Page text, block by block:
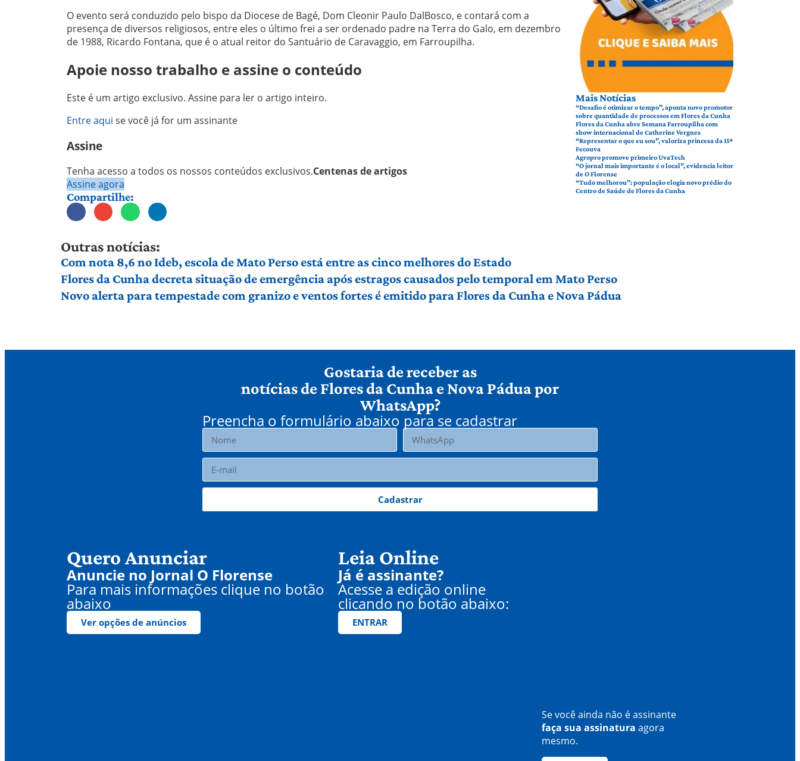
O evento será conduzido pelo bispo da Diocese de Bagé, Dom Cleonir Paulo DalBosco, e contará com a
presença de diversos religiosos, entre eles o último frei a ser ordenado padre na Terra do Galo, em dezembro
de 1988, Ricardo Fontana, que é o atual reitor do Santuário de Caravaggio, em Farroupilha.
Apoie nosso trabalho e assine o conteúdo
Este é um artigo exclusivo. Assine para ler o artigo inteiro.
Entre aqui se você já for um assinante
Assine
Tenha acesso a todos os nossos conteúdos exclusivos.Centenas de artigos
Assine agora
Compartilhe:
Mais Notícias
“Desafio é otimizar o tempo”, aponta novo promotor
sobre quantidade de processos em Flores da Cunha
Flores da Cunha abre Semana Farroupilha com
show internacional de Catherine Vergnes
“Representar o que eu sou”, valoriza princesa da 15ª
Fecouva
Agropro promove primeiro UvaTech
“O jornal mais importante é o local”, evidencia leitor
de O Florense
“Tudo melhorou”: população elogia novo prédio do
Centro de Saúde de Flores da Cunha
Outras notícias:
Com nota 8,6 no Ideb, escola de Mato Perso está entre as cinco melhores do Estado
Flores da Cunha decreta situação de emergência após estragos causados pelo temporal em Mato Perso
Novo alerta para tempestade com granizo e ventos fortes é emitido para Flores da Cunha e Nova Pádua
Gostaria de receber as
notícias de Flores da Cunha e Nova Pádua por
WhatsApp?
Preencha o formulário abaixo para se cadastrar
Cadastrar
Quero Anunciar
Anuncie no Jornal O Florense
Para mais informações clique no botão
abaixo
Ver opções de anúncios
Leia Online
Já é assinante?
Acesse a edição online
clicando no botão abaixo:
ENTRAR
Se você ainda não é assinante
faça sua assinatura agora
mesmo.